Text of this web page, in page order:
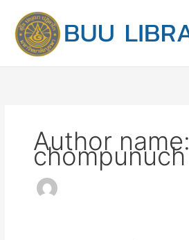
content
Author name:
chompunuch